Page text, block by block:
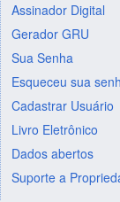
Assinador Digital
Gerador GRU
Sua Senha
Esqueceu sua
Cadastrar Usuário
Livro Eletrônico
Dados abertos
Suporte a